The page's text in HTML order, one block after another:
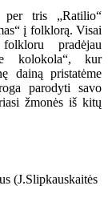
per tris „Ratilio“
į folklorą. Visai
pradėjau
kolokola“, kur
dainą pristatėme
parodyti savo
žmonės iš kitų